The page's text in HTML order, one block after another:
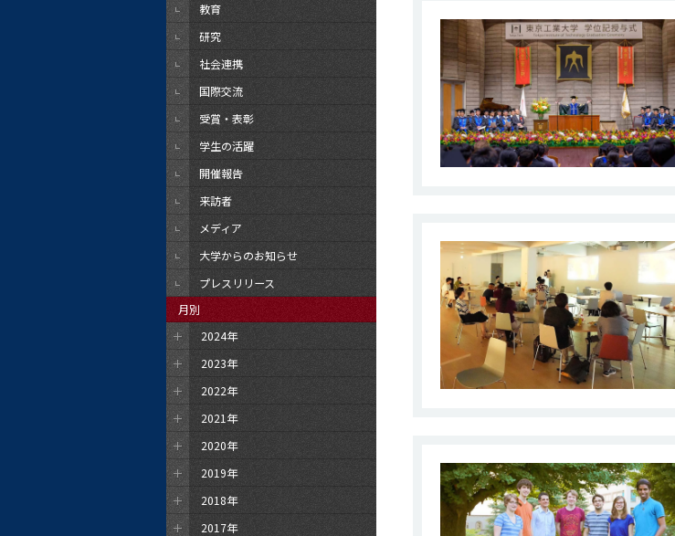
教育
研究
社会連携
国際交流
受賞・表彰
学生の活躍
開催報告
来訪者
メディア
大学からのお知らせ
プレスリリース
月別
2024年
2023年
2022年
2021年
2020年
2019年
2018年
2017年